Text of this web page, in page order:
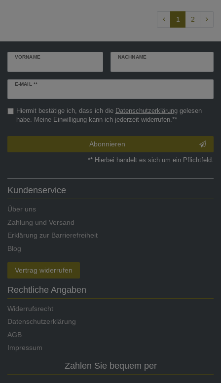
1 2
VORNAME NACHNAME
E-MAIL **
Newsletter
Hiermit bestätige ich, dass ich die Daten­schutz­erklärunggelesen
habe. Meine Einwilligung kann ich jederzeit widerrufen.**
Abonnieren
** Hierbei handelt es sich um ein Pflichtfeld.
Kundenservice
Über uns
Zahlung und Versand
Erklärung zur Barrierefreiheit
Blog
Vertrag widerrufen
Rechtliche Angaben
Widerrufsrecht
Datenschutzerklärung
AGB
Impressum
Zahlen Sie bequem per